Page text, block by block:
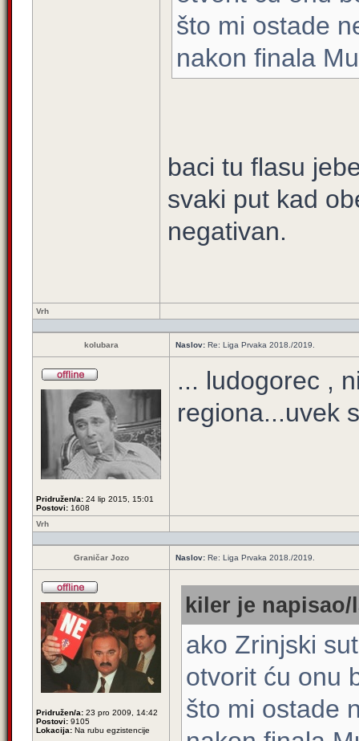
što mi ostade
nakon finala
baci tu flasu
svaki put kad
negativan.
Vrh
kolubara Naslov: Re: Liga Prvaka 2018./2019.
Pridružen/a: 24 lip 2015, 15:01
Postovi: 1608
... ludogorec ,
regiona...uvek
Vrh
Graničar Jozo Naslov: Re: Liga Prvaka 2018./2019.
Pridružen/a: 23 pro 2009, 14:42
Postovi: 9105
Lokacija: Na rubu egzistencije
kiler je napisao/
ako Zrinjski
otvorit ću onu
što mi ostade